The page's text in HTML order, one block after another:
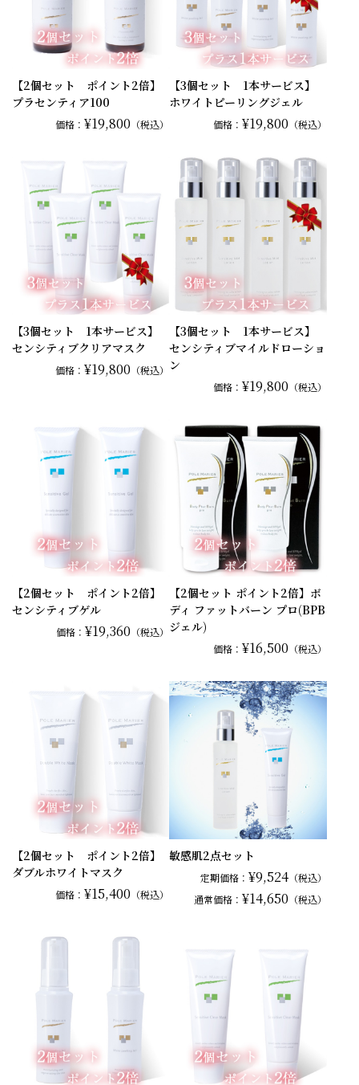
【2個セット ポイント2倍】
プラセンティア100
価格：¥19,800 （税込）
【3個セット 1本サービス】
ホワイトピーリングジェル
価格： ¥19,800 （税込）
【3個セット 1本サービス】
センシティブクリアマスク
価格：¥19,800 （税込）
【3個セット 1本サービス】
センシティブマイルドローショ
ン
価格： ¥19,800 （税込）
【2個セット ポイント2倍】
センシティブゲル
価格：¥19,360 （税込）
【2個セット ポイント2倍】ボ
ディ ファットバーン プロ(BPB
ジェル)
価格： ¥16,500 （税込）
【2個セット ポイント2倍】
ダブルホワイトマスク
価格：¥15,400 （税込）
敏感肌2点セット
定期価格： ¥9,524（税込）
通常価格： ¥14,650 （税込）